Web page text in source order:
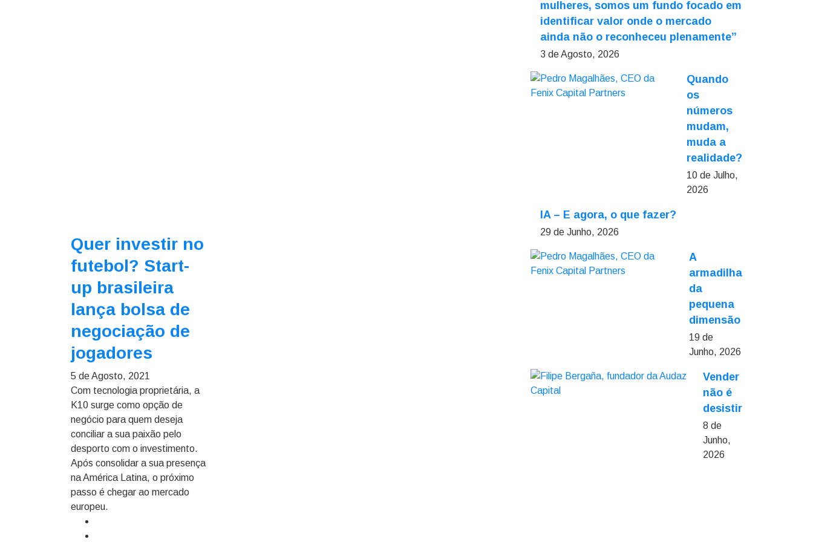
Quer investir no
futebol? Start-
up brasileira
lança bolsa de
negociação de
jogadores
5 de Agosto, 2021
Com tecnologia proprietária, a
K10 surge como opção de
negócio para quem deseja
conciliar a sua paixão pelo
desporto com o investimento.
Após consolidar a sua presença
na América Latina, o próximo
passo é chegar ao mercado
europeu.
mulheres, somos um fundo focado em
identificar valor onde o mercado
ainda não o reconheceu plenamente”
3 de Agosto, 2026
Quando
os
números
mudam,
muda a
realidade?
10 de Julho,
2026
IA – E agora, o que fazer?
29 de Junho, 2026
A
armadilha
da
pequena
dimensão
19 de
Junho, 2026
Vender
não é
desistir
8 de
Junho,
2026